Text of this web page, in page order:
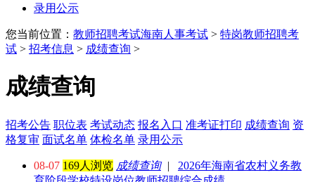
录用公示
您当前位置： 教师招聘考试海南人事考试 > 特岗教师招聘考
试 > 招考信息 > 成绩查询 >
成绩查询
招考公告 职位表 考试动态 报名入口 准考证打印 成绩查询 资
格复审 面试名单 体检名单 录用公示
08-07 169人浏览 成绩查询|
2026年海南省农村义务教